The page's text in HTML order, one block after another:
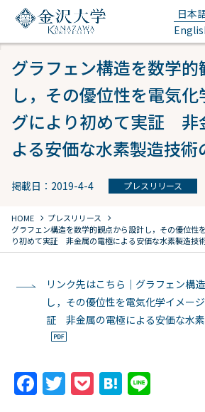
日本
グラフェン構造を数学
し，その優位性を電気
グにより初めて実証 非
よる安価な水素製造技術
掲載日：2019-4-4 プレスリリース
HOME chevron_right プレスリリース chevron_right
グラフェン構造を数学的観点から設計し，その優位性
り初めて実証 非金属の電極による安価な水素製造技
リンク先はこちら｜グラフェン構
し，その優位性を電気化学イメー
証 非金属の電極による安価な水
F T P H